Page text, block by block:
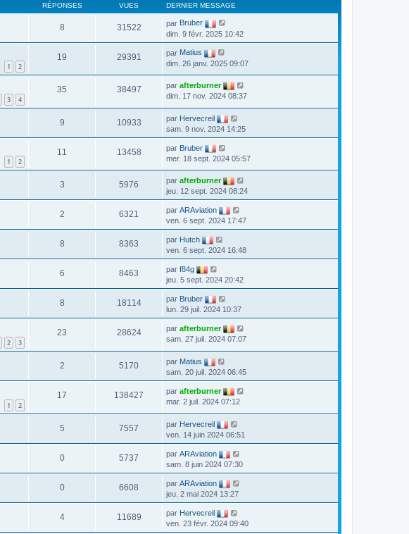
RÉPONSES VUES DERNIER MESSAGE
8 31522 par Bruber
dim. 9 févr. 2025 10:42
1 2
19 29391 par Matius
dim. 26 janv. 2025 09:07
3 4
35 38497 par afterburner
dim. 17 nov. 2024 08:37
9 10933 par Hervecreil
sam. 9 nov. 2024 14:25
1 2
11 13458 par Bruber
mer. 18 sept. 2024 05:57
3 5976 par afterburner
jeu. 12 sept. 2024 08:24
2 6321 par ARAviation
ven. 6 sept. 2024 17:47
8 8363 par Hutch
ven. 6 sept. 2024 16:48
6 8463 par f84g
jeu. 5 sept. 2024 20:42
8 18114 par Bruber
lun. 29 juil. 2024 10:37
2 3
23 28624 par afterburner
sam. 27 juil. 2024 07:07
2 5170 par Matius
sam. 20 juil. 2024 06:45
1 2
17 138427 par afterburner
mar. 2 juil. 2024 07:12
5 7557 par Hervecreil
ven. 14 juin 2024 06:51
0 5737 par ARAviation
sam. 8 juin 2024 07:30
0 6608 par ARAviation
jeu. 2 mai 2024 13:27
4 11689 par Hervecreil
ven. 23 févr. 2024 09:40